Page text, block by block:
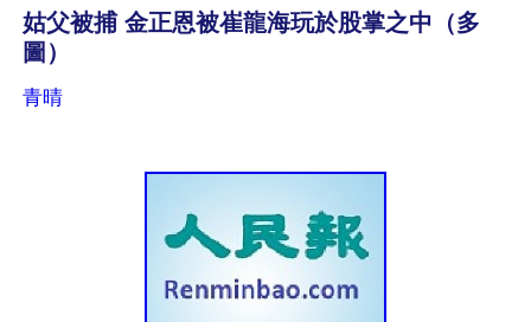
姑父被捕 金正恩被崔龍海玩於股掌之中（多
圖）
青晴